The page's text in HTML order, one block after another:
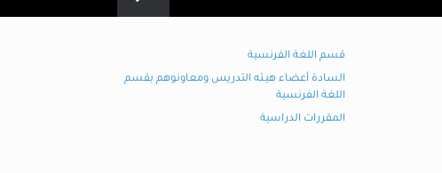
قسم اللغة الفرنسية
السادة أعضاء هيـئه التدريس ومعاونوهم بقسم
اللغة الفرنسية
المقررات الدراسية